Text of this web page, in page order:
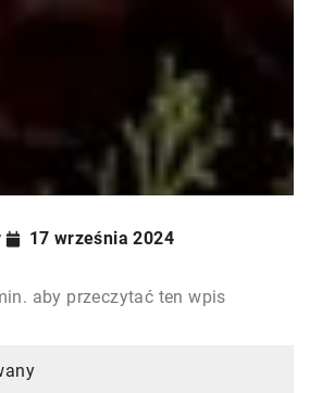
17 września 2024
aby przeczytać ten wpis